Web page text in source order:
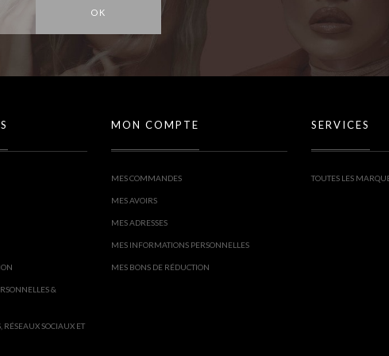
OK
&
RÉSEAUX SOCIAUX ET
MON COMPTE
MES COMMANDES
MES AVOIRS
MES ADRESSES
MES INFORMATIONS PERSONNELLES
MES BONS DE RÉDUCTION
SERVICES
TOUTES LES